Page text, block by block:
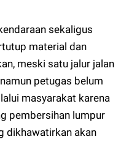
sekaligus
material dan
meski satu jalur jalan
petugas belum
masyarakat karena
pembersihan lumpur
dikhawatirkan akan